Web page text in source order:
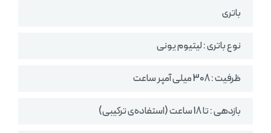
باتری
نوع باتری : لیتیوم یونی
ظرفیت : 308 میلی آمپر ساعت
بازدهی : تا 18 ساعت (استفاده‌‌ی ترکیبی)